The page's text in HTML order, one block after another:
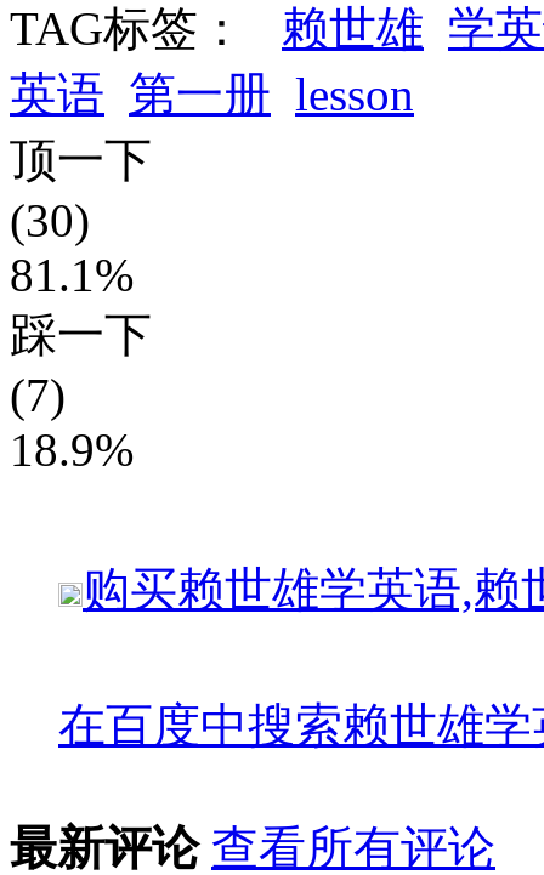
TAG标签：
赖世雄 学
英语 第一册 lesson
顶一下
(30)
81.1%
踩一下
(7)
18.9%
购买赖世雄学英语,赖
在百度中搜索赖世雄
最新评论 查看所有评论